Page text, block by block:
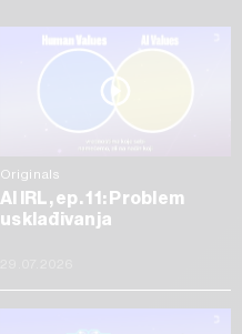
Originals
AI IRL, ep. 11: Problem
usklađivanja